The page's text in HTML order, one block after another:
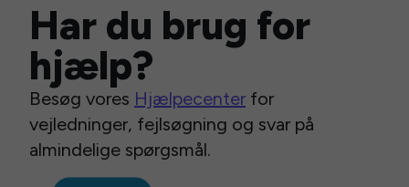
Har du brug for
hjælp?
Besøg vores Hjælpecenter for
vejledninger, fejlsøgning og svar på
almindelige spørgsmål.